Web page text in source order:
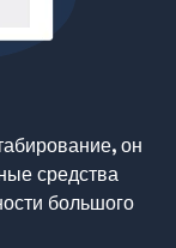
он
средства
большого